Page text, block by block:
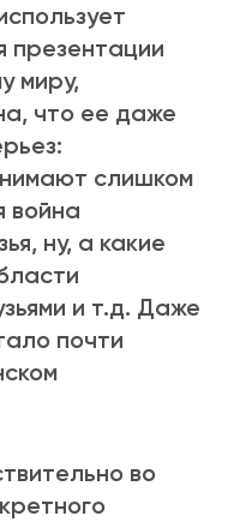
миру,
что ее даже
слишком
война
ну, а какие
и т.д. Даже
почти
во